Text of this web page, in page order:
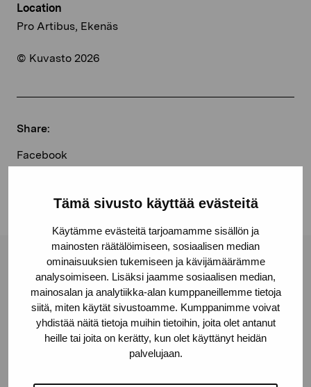
Tämä sivusto käyttää evästeitä
Käytämme evästeitä tarjoamamme sisällön ja
mainosten räätälöimiseen, sosiaalisen median
ominaisuuksien tukemiseen ja kävijämäärämme
analysoimiseen. Lisäksi jaamme sosiaalisen median,
mainosalan ja analytiikka-alan kumppaneillemme tietoja
siitä, miten käytät sivustoamme. Kumppanimme voivat
yhdistää näitä tietoja muihin tietoihin, joita olet antanut
heille tai joita on kerätty, kun olet käyttänyt heidän
palvelujaan.
Location
Pro Artibus, Ekenäs
© Kuvasto 2026
Share:
Facebook
Pro Artibus Foundation
Gustav Wasas gata 11
10600 Ekenäs
proartibus@proartibus.fi